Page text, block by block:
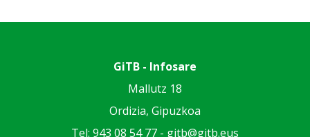
GiTB - Infosare
Mallutz 18
Ordizia, Gipuzkoa
Tel: 943 08 54 77 - gitb@gitb.eus